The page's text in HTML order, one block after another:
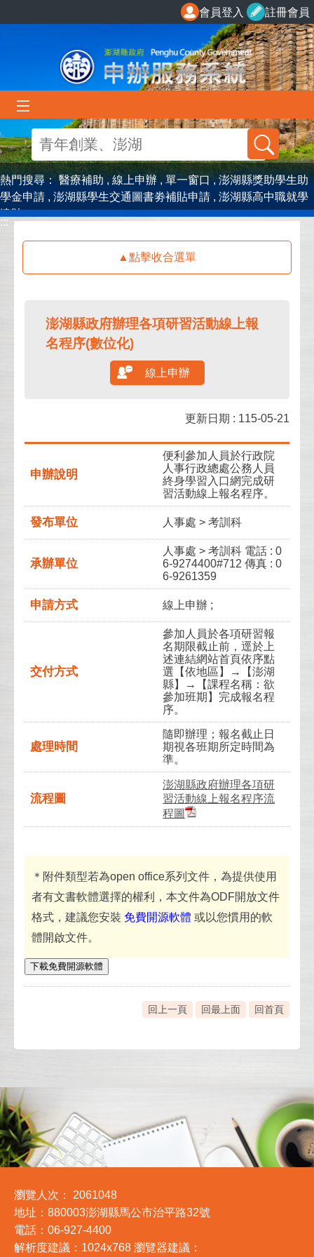
會員登入 註冊會員
熱門搜尋：醫療補助 線上申辦 單一窗口
澎湖縣獎助學生助
學金申請
澎湖縣學生交通圖書劵補貼申請
澎湖縣高中職就學
津貼
:::
點擊收合選單
澎湖縣政府辦理各項研習活動線上報
名程序(數位化)
線上申辦
更新日期 : 115-05-21
申辦說明
便利參加人員於行政院
人事行政總處公務人員
終身學習入口網完成研
習活動線上報名程序。
發布單位 人事處 > 考訓科
承辦單位
人事處 > 考訓科 電話 : 0
6-9274400#712 傳真 : 0
6-9261359
申請方式 線上申辦 ;
交付方式
參加人員於各項研習報
名期限截止前，逕於上
述連結網站首頁依序點
選【依地區】→【澎湖
縣】→【課程名稱：欲
參加班期】完成報名程
序。
處理時間
隨即辦理；報名截止日
期視各班期所定時間為
準。
流程圖
澎湖縣政府辦理各項研
習活動線上報名程序流
程圖
＊附件類型若為open office系列文件，為提供使用
者有文書軟體選擇的權利，本文件為ODF開放文件
格式，建議您安裝 免費開源軟體 或以您慣用的軟
體開啟文件。
下載免費開源軟體
回上一頁 回最上面 回首頁
瀏覽人次： 2061048
地址：880003澎湖縣馬公市治平路32號
電話：06-927-4400
解析度建議：1024x768 瀏覽器建議：